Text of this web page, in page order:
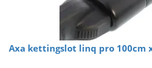
Axa kettingslot linq pro 100cm